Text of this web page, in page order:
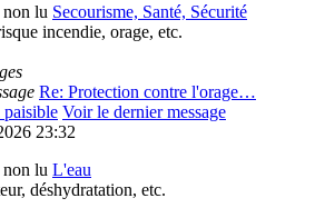
Secourisme, Santé, Sécurité
incendie, orage, etc.
Re: Protection contre l'orage…
Voir le dernier message
23:32
L'eau
déshydratation, etc.